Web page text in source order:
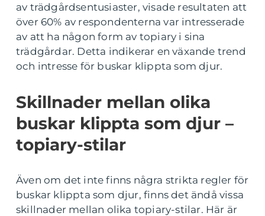
av trädgårdsentusiaster, visade resultaten att
över 60% av respondenterna var intresserade
av att ha någon form av topiary i sina
trädgårdar. Detta indikerar en växande trend
och intresse för buskar klippta som djur.
Skillnader mellan olika
buskar klippta som djur –
topiary-stilar
Även om det inte finns några strikta regler för
buskar klippta som djur, finns det ändå vissa
skillnader mellan olika topiary-stilar. Här är